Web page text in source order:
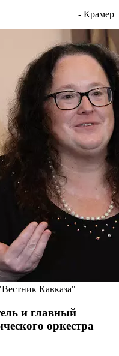
- Крамер
Кавказа"
и главный
оркестра